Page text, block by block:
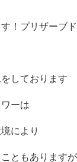
！プリザーブ
しております
ーは
により
ともありますが